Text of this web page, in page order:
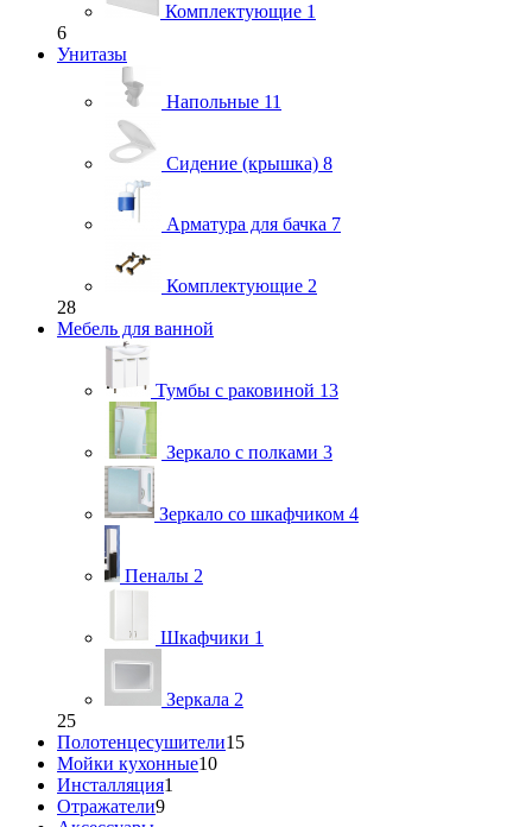
Комплектующие 1
6
Унитазы
Напольные 11
Сидение (крышка) 8
Арматура для бачка 7
Комплектующие 2
28
Мебель для ванной
Тумбы с раковиной 13
Зеркало с полками 3
Зеркало со шкафчиком 4
Пеналы 2
Шкафчики 1
Зеркала 2
25
Полотенцесушители15
Мойки кухонные10
Инсталляция1
Отражатели9